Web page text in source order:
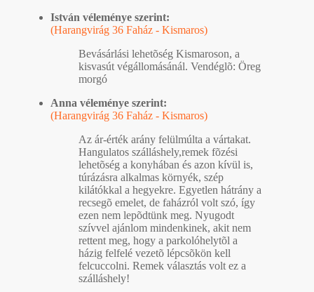
István véleménye szerint:
(Harangvirág 36 Faház - Kismaros)
Bevásárlási lehetõség Kismaroson, a
kisvasút végállomásánál. Vendéglõ: Öreg
morgó
Anna véleménye szerint:
(Harangvirág 36 Faház - Kismaros)
Az ár-érték arány felülmúlta a vártakat.
Hangulatos szálláshely,remek fõzési
lehetõség a konyhában és azon kívül is,
túrázásra alkalmas környék, szép
kilátókkal a hegyekre. Egyetlen hátrány a
recsegõ emelet, de faházról volt szó, így
ezen nem lepõdtünk meg. Nyugodt
szívvel ajánlom mindenkinek, akit nem
rettent meg, hogy a parkolóhelytõl a
házig felfelé vezetõ lépcsõkön kell
felcuccolni. Remek választás volt ez a
szálláshely!